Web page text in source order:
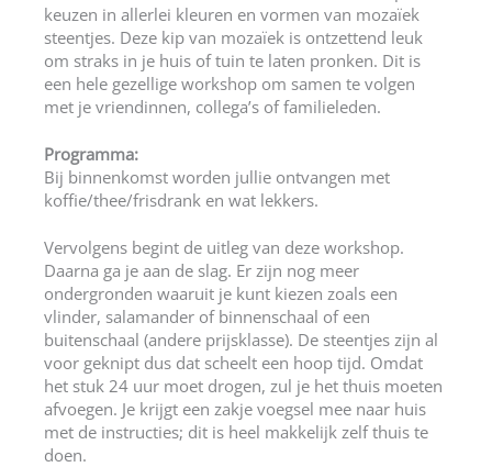
keuzen in allerlei kleuren en vormen van mozaïek
steentjes. Deze kip van mozaïek is ontzettend leuk
om straks in je huis of tuin te laten pronken. Dit is
een hele gezellige workshop om samen te volgen
met je vriendinnen, collega’s of familieleden.
Programma:
Bij binnenkomst worden jullie ontvangen met
koffie/thee/frisdrank en wat lekkers.
Vervolgens begint de uitleg van deze workshop.
Daarna ga je aan de slag. Er zijn nog meer
ondergronden waaruit je kunt kiezen zoals een
vlinder, salamander of binnenschaal of een
buitenschaal (andere prijsklasse). De steentjes zijn al
voor geknipt dus dat scheelt een hoop tijd. Omdat
het stuk 24 uur moet drogen, zul je het thuis moeten
afvoegen. Je krijgt een zakje voegsel mee naar huis
met de instructies; dit is heel makkelijk zelf thuis te
doen.